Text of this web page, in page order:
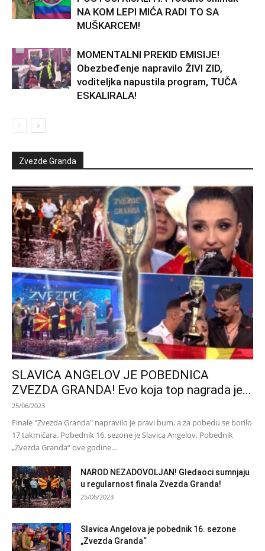
NA KOM LEPI MIĆA RADI TO SA
MUŠKARCEM!
MOMENTALNI PREKID EMISIJE!
Obezbeđenje napravilo ŽIVI ZID,
voditeljka napustila program, TUČA
ESKALIRALA!
Zvezde Granda
SLAVICA ANGELOV JE POBEDNICA
ZVEZDA GRANDA! Evo koja top nagrada je...
25/06/2023
Finale "Zvezda Granda" napravilo je pravi bum, a za pobedu se borilo
17 takmičara. Pobednik 16. sezone je Slavica Angelov. Pobednik
„Zvezda Granda“ ove godine...
NAROD NEZADOVOLJAN! Gledaoci sumnjaju
u regularnost finala Zvezda Granda!
25/06/2023
Slavica Angelova je pobednik 16. sezone
„Zvezda Granda“